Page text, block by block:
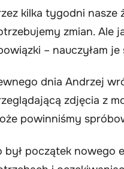
kilka tygodni nasze
zmian. Ale
– nauczyłam
dnia Andrzej
zdjęcia z
powinniśmy
był początek nowego